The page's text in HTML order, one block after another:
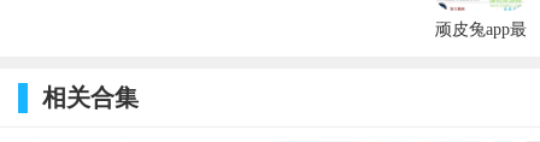
顽皮兔app最
相关合集